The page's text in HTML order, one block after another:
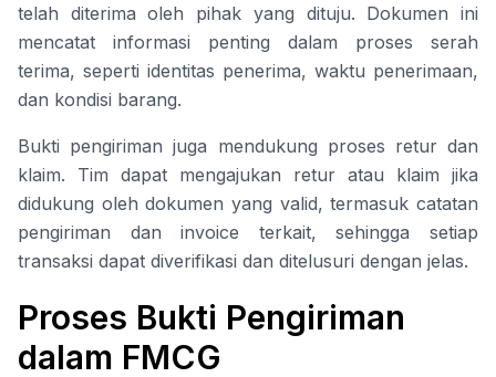
telah diterima oleh pihak yang dituju. Dokumen ini
mencatat informasi penting dalam proses serah
terima, seperti identitas penerima, waktu penerimaan,
dan kondisi barang.
Bukti pengiriman juga mendukung proses retur dan
klaim. Tim dapat mengajukan retur atau klaim jika
didukung oleh dokumen yang valid, termasuk catatan
pengiriman dan invoice terkait, sehingga setiap
transaksi dapat diverifikasi dan ditelusuri dengan jelas.
Proses Bukti Pengiriman
dalam FMCG